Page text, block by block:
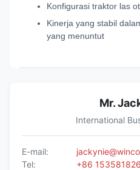
Konfigurasi traktor las
Kinerja yang stabil
yang menuntut
Mr.
International
E-mail:
Tel:
+86